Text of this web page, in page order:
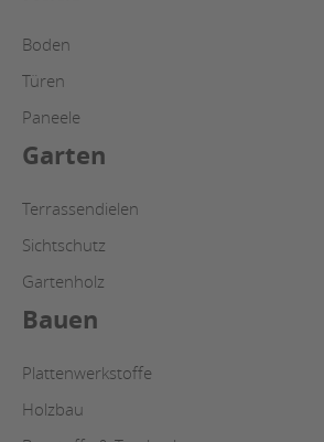
Boden
Türen
Paneele
Garten
Terrassendielen
Sichtschutz
Gartenholz
Bauen
Plattenwerkstoffe
Holzbau